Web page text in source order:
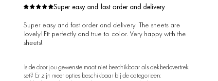
Super easy and fast order and delivery
Super easy and fast order and delivery. The sheets are
lovely! Fit perfectly and true to color. Very happy with the
sheets!
Is de door jou gewenste maat niet beschikbaar als dekbedovertrek
set? Er zijn meer opties beschikbaar bij de categorieën: